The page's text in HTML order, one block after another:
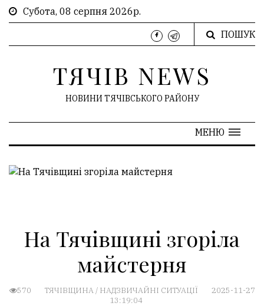
Субота, 08 серпня 2026р.
ПОШУК
ТЯЧІВ NEWS
НОВИНИ ТЯЧІВСЬКОГО РАЙОНУ
МЕНЮ
На Тячівщині згоріла
майстерня
570 ТЯЧІВЩИНА/ НАДЗВИЧАЙНІ СИТУАЦІЇ
2025-11-27
13:19:04